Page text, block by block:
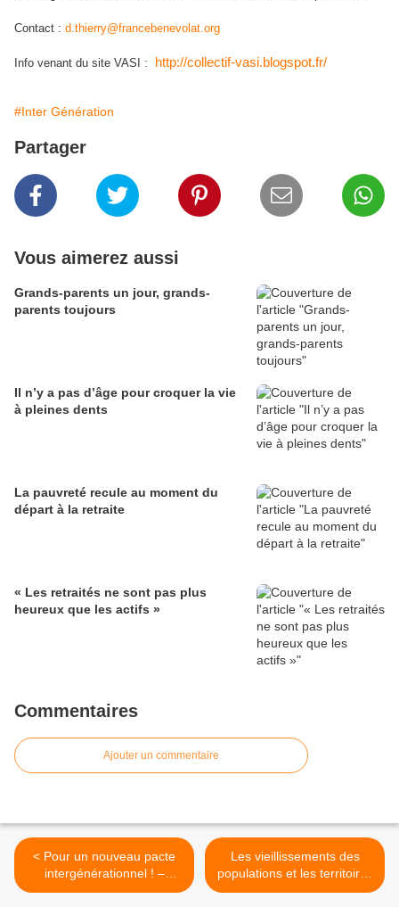
Contact : d.thierry@francebenevolat.org
Info venant du site VASI : http://collectif-vasi.blogspot.fr/
#Inter Génération
Partager
Vous aimerez aussi
Grands-parents un jour, grands-
parents toujours
Il n’y a pas d’âge pour croquer la vie
à pleines dents
La pauvreté recule au moment du
départ à la retraite
« Les retraités ne sont pas plus
heureux que les actifs »
Commentaires
Ajouter un commentaire
< Pour un nouveau pacte
intergénérationnel ! –
collectif VASI-
Les vieillissements des
populations et les territoires
ruraux : une